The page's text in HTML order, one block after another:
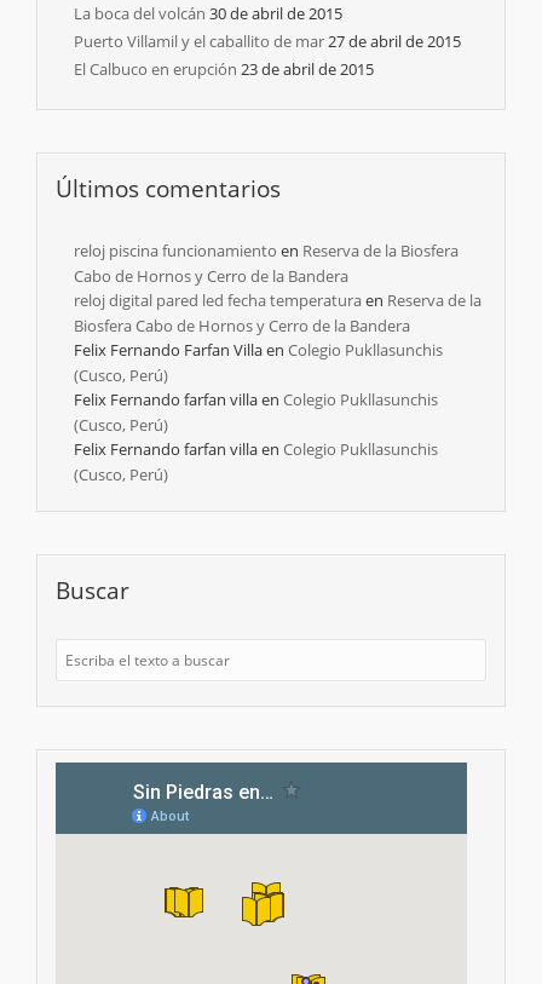
La boca del volcán 30 de abril de 2015
Puerto Villamil y el caballito de mar27 de abril de 2015
El Calbuco en erupción 23 de abril de 2015
Últimos comentarios
reloj piscina funcionamiento en Reserva de la Biosfera
Cabo de Hornos y Cerro de la Bandera
reloj digital pared led fecha temperaturaen Reserva de la
Biosfera Cabo de Hornos y Cerro de la Bandera
Felix Fernando Farfan Villaen Colegio Pukllasunchis
(Cusco, Perú)
Felix Fernando farfan villaen Colegio Pukllasunchis
(Cusco, Perú)
Felix Fernando farfan villaen Colegio Pukllasunchis
(Cusco, Perú)
Buscar